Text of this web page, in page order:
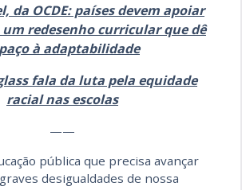
da OCDE: países devem apoiar
um redesenho curricular que dê
à adaptabilidade
fala da luta pela equidade
racial nas escolas
——
pública que precisa avançar
desigualdades de nossa